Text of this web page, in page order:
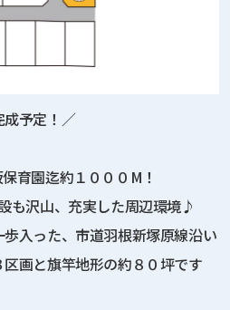
予定！／
育園迄約１０００M！
も沢山、充実した周辺環境♪
入った、市道羽根新塚原線沿い
画と旗竿地形の約８０坪です